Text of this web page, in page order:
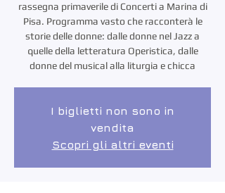
rassegna primaverile di Concerti a Marina di
Pisa. Programma vasto che racconterà le
storie delle donne: dalle donne nel Jazz a
quelle della letteratura Operistica, dalle
donne del musical alla liturgia e chicca
I biglietti non sono in
vendita
Scopri gli altri eventi